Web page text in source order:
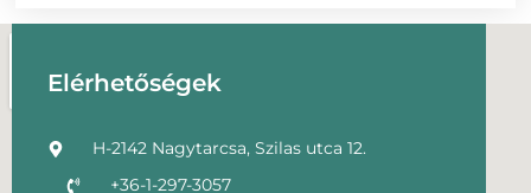
Elérhetőségek
H-2142 Nagytarcsa, Szilas utca 12.
+36-1-297-3057